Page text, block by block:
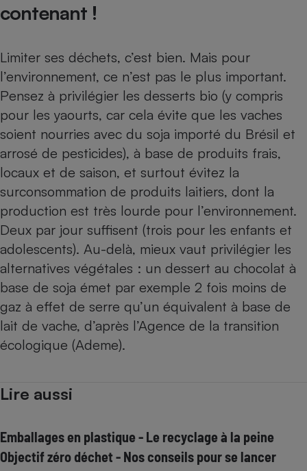
contenant !
Limiter ses déchets, c’est bien. Mais pour
l’environnement, ce n’est pas le plus important.
Pensez à privilégier les desserts bio (y compris
pour les yaourts, car cela évite que les vaches
soient nourries avec du soja importé du Brésil et
arrosé de pesticides), à base de produits frais,
locaux et de saison, et surtout évitez la
surconsommation de produits laitiers, dont la
production est très lourde pour l’environnement.
Deux par jour suffisent (trois pour les enfants et
adolescents). Au-delà, mieux vaut privilégier les
alternatives végétales : un dessert au chocolat à
base de soja émet par exemple 2 fois moins de
gaz à effet de serre qu’un équivalent à base de
lait de vache, d’après l’Agence de la transition
écologique (Ademe).
Lire aussi
Emballages en plastique - Le recyclage à la peine
Objectif zéro déchet - Nos conseils pour se lancer